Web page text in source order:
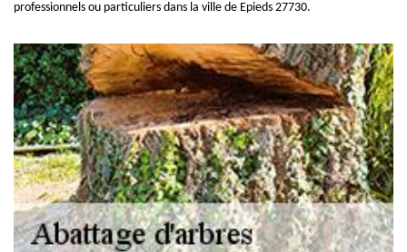
professionnels ou particuliers dans la ville de Epieds 27730.